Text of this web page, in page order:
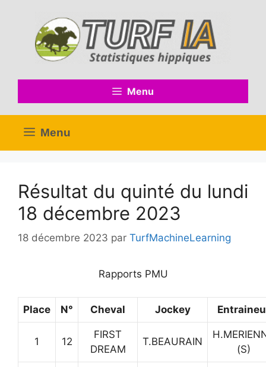
contenu
Menu
Menu
Résultat du quinté du lundi
18 décembre 2023
18 décembre 2023 par TurfMachineLearning
Rapports PMU
Place N° Cheval Jockey
1 12
FIRST
DREAM
T.BEAURAIN
(S)